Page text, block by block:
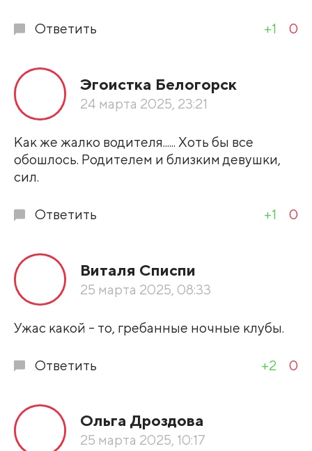
Ответить +1 0
Эгоистка Белогорск
24 марта 2025, 23:21
Как же жалко водителя...... Хоть бы все
обошлось. Родителем и близким девушки,
сил.
Ответить +1 0
Виталя Списпи
25 марта 2025, 08:33
Ужас какой - то, гребанные ночные клубы.
Ответить +2 0
Ольга Дроздова
25 марта 2025, 10:17